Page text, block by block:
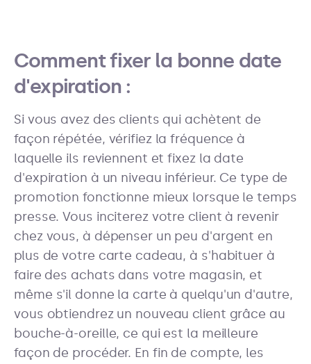
Comment fixer la bonne date
d'expiration :
Si vous avez des clients qui achètent de
façon répétée, vérifiez la fréquence à
laquelle ils reviennent et fixez la date
d'expiration à un niveau inférieur. Ce type de
promotion fonctionne mieux lorsque le temps
presse. Vous inciterez votre client à revenir
chez vous, à dépenser un peu d'argent en
plus de votre carte cadeau, à s'habituer à
faire des achats dans votre magasin, et
même s'il donne la carte à quelqu'un d'autre,
vous obtiendrez un nouveau client grâce au
bouche-à-oreille, ce qui est la meilleure
façon de procéder. En fin de compte, les